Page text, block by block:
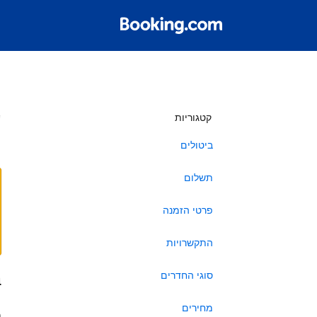
קטגוריות
ביטולים
תשלום
פרטי הזמנה
התקשרויות
סוגי החדרים
מחירים